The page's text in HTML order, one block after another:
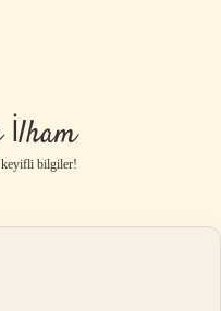
keyifli bilgiler!